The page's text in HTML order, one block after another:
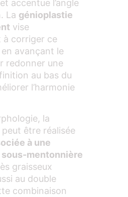
accentue l’angle
La génioplastie
vise
à corriger ce
avançant le
redonner une
au bas du
l’harmonie
la
être réalisée
à une
mentonnière
graisseux
au double
combinaison